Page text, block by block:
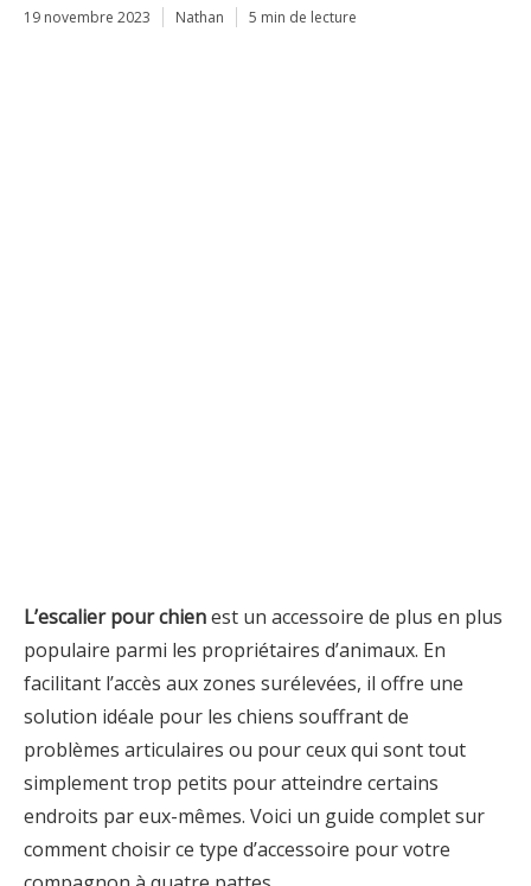
19 novembre 2023 Nathan 5 min de lecture
L’escalier pour chienest un accessoire de plus en plus
populaire parmi les propriétaires d’animaux. En
facilitant l’accès aux zones surélevées, il offre une
solution idéale pour les chiens souffrant de
problèmes articulaires ou pour ceux qui sont tout
simplement trop petits pour atteindre certains
endroits par eux-mêmes. Voici un guide complet sur
comment choisir ce type d’accessoire pour votre